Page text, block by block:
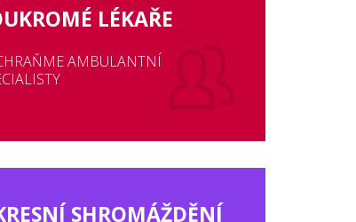
LÉKAŘE
AMBULANTNÍ
SHROMÁŽDĚNÍ